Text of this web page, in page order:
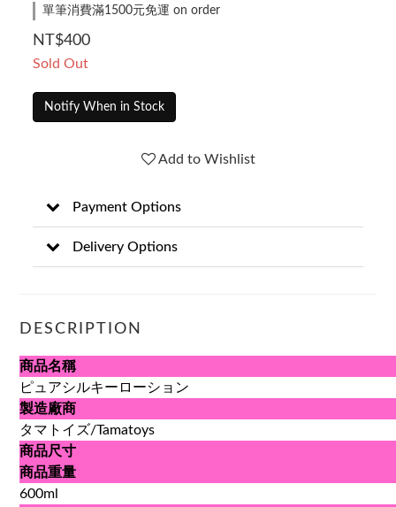
單筆消費滿1500元免運 on order
NT$400
Sold Out
Notify When in Stock
Add to Wishlist
Payment Options
Delivery Options
DESCRIPTION
商品名稱
ピュアシルキーローション
製造廠商
タマトイズ/Tamatoys
商品尺寸
商品重量
600ml